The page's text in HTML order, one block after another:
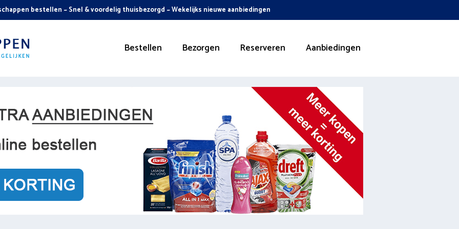
bestellen ~ Snel & voordelig thuisbezorgd ~ Wekelijks nieuwe aanbiedingen
Bestellen Bezorgen Reserveren Aanbiedingen